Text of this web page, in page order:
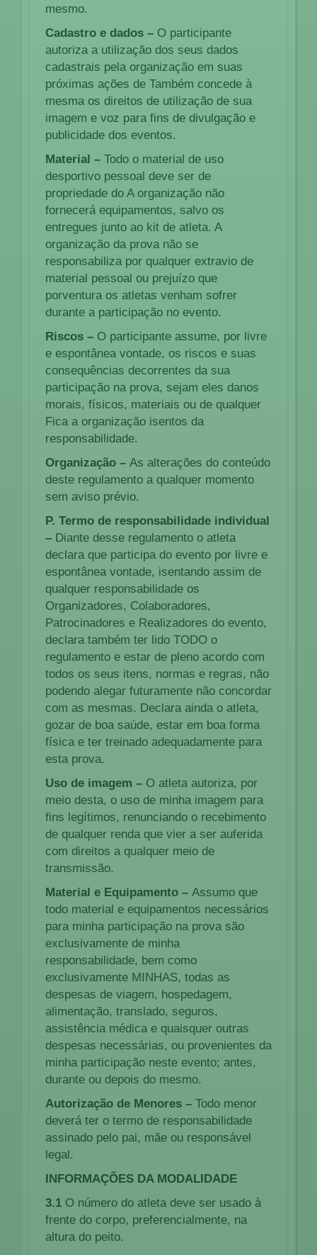
mesmo.
Cadastro e dados – O participante
autoriza a utilização dos seus dados
cadastrais pela organização em suas
próximas ações de Também concede à
mesma os direitos de utilização de sua
imagem e voz para fins de divulgação e
publicidade dos eventos.
Material – Todo o material de uso
desportivo pessoal deve ser de
propriedade do A organização não
fornecerá equipamentos, salvo os
entregues junto ao kit de atleta. A
organização da prova não se
responsabiliza por qualquer extravio de
material pessoal ou prejuízo que
porventura os atletas venham sofrer
durante a participação no evento.
Riscos – O participante assume, por livre
e espontânea vontade, os riscos e suas
consequências decorrentes da sua
participação na prova, sejam eles danos
morais, físicos, materiais ou de qualquer
Fica a organização isentos da
responsabilidade.
Organização – As alterações do conteúdo
deste regulamento a qualquer momento
sem aviso prévio.
P. Termo de responsabilidade individual
– Diante desse regulamento o atleta
declara que participa do evento por livre e
espontânea vontade, isentando assim de
qualquer responsabilidade os
Organizadores, Colaboradores,
Patrocinadores e Realizadores do evento,
declara também ter lido TODO o
regulamento e estar de pleno acordo com
todos os seus itens, normas e regras, não
podendo alegar futuramente não concordar
com as mesmas. Declara ainda o atleta,
gozar de boa saúde, estar em boa forma
física e ter treinado adequadamente para
esta prova.
Uso de imagem – O atleta autoriza, por
meio desta, o uso de minha imagem para
fins legítimos, renunciando o recebimento
de qualquer renda que vier a ser auferida
com direitos a qualquer meio de
transmissão.
Material e Equipamento – Assumo que
todo material e equipamentos necessários
para minha participação na prova são
exclusivamente de minha
responsabilidade, bem como
exclusivamente MINHAS, todas as
despesas de viagem, hospedagem,
alimentação, translado, seguros,
assistência médica e quaisquer outras
despesas necessárias, ou provenientes da
minha participação neste evento; antes,
durante ou depois do mesmo.
Autorização de Menores – Todo menor
deverá ter o termo de responsabilidade
assinado pelo pai, mãe ou responsável
legal.
INFORMAÇÕES DA MODALIDADE
3.1 O número do atleta deve ser usado à
frente do corpo, preferencialmente, na
altura do peito.